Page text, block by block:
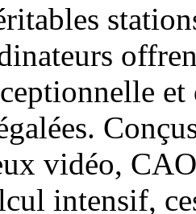
et
vidéo,
intensif,